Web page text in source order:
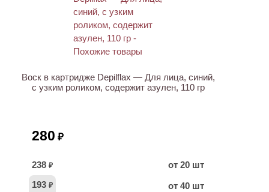
Воск в картридже Depilflax — Для лица, синий,
с узким роликом, содержит азулен, 110 гр
280 ₽
238 ₽
от 20 шт
193 ₽ от 40 шт